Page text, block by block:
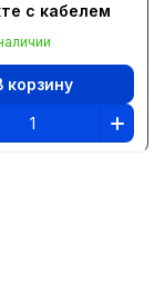
с кабелем
корзину